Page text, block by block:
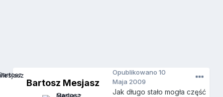
Bartosz Mesjasz
Opublikowano10
Maja 2009
Jak długo stało mogła część